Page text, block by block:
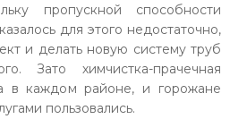
пропускной способности
для этого недостаточно,
и делать новую систему труб
Зато химчистка-прачечная
в каждом районе, и горожане
пользовались.